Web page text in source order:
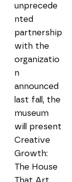
unprecede
nted
partnership
with the
organizatio
n
announced
last fall, the
museum
will present
Creative
Growth:
The House